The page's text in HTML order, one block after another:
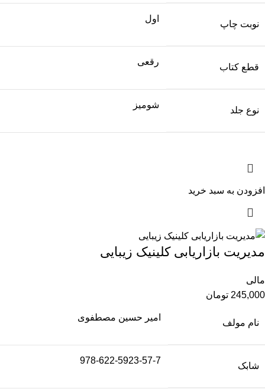
نوبت چاپ
اول
قطع کتاب
رقعی
نوع جلد
شومیز
افزودن به سبد خرید
مدیریت بازاریابی کلینیک زیبایی
مالی
245,000 تومان
نام مولف
امیر حسین مصطفوی
شابک
978-622-5923-57-7